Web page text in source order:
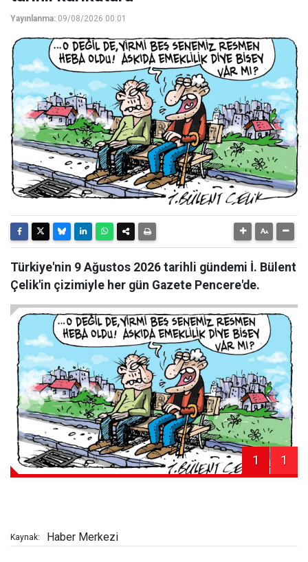
Yayınlanma: 09/08/2026 00:01
Türkiye'nin 9 Ağustos 2026 tarihli gündemi İ. Bülent
Çelik'in çizimiyle her gün Gazete Pencere'de.
1 1
Kaynak: Haber Merkezi